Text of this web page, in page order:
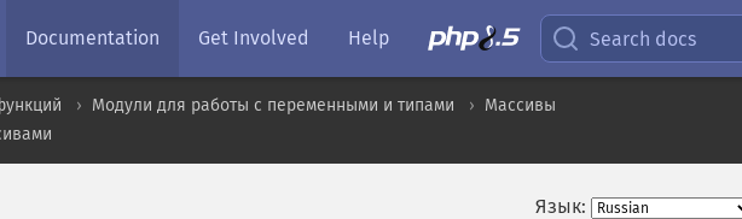
Documentation Get Involved Help Search docs
Модули для работы с переменными и типами
Массивы
Язык: